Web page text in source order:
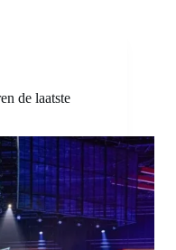
de laatste